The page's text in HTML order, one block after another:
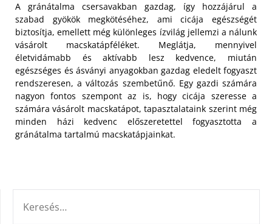
A gránátalma csersavakban gazdag, így hozzájárul a
szabad gyökök megkötéséhez, ami cicája egészségét
biztosítja, emellett még különleges ízvilág jellemzi a nálunk
vásárolt macskatápféléket. Meglátja, mennyivel
életvidámabb és aktívabb lesz kedvence, miután
egészséges és ásványi anyagokban gazdag eledelt fogyaszt
rendszeresen, a változás szembetűnő. Egy gazdi számára
nagyon fontos szempont az is, hogy cicája szeresse a
számára vásárolt macskatápot, tapasztalataink szerint még
minden házi kedvenc előszeretettel fogyasztotta a
gránátalma tartalmú macskatápjainkat.